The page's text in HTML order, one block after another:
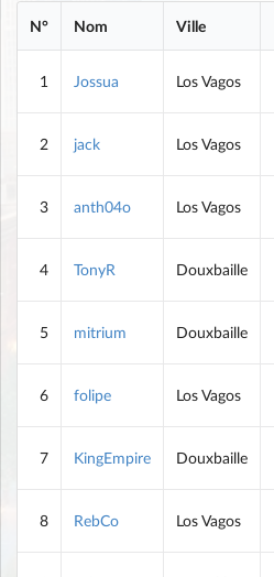
N° Nom Ville
1 Jossua Los Vagos
2 jack Los Vagos
3 anth04o Los Vagos
4 TonyR Douxbaille
5 mitrium Douxbaille
6 folipe Los Vagos
7 KingEmpire Douxbaille
8 RebCo Los Vagos